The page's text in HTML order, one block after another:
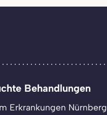
Behandlungen
Erkrankungen Nürnberg